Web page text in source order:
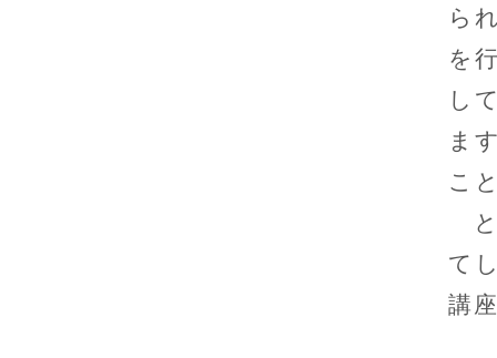
ら
を
し
ま
こ
と
て
講